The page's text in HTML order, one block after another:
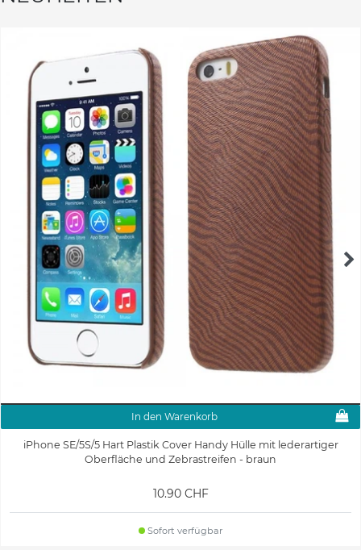
In den Warenkorb
iPhone SE/5S/5 Hart Plastik Cover Handy Hülle mit lederartiger
Oberfläche und Zebrastreifen - braun
10.90 CHF
Sofort verfügbar